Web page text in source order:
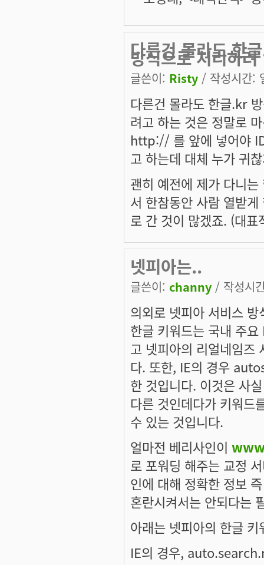
다른건 몰라도 한
방식으로 처리하려
글쓴이: Risty / 작성시간:
다른건 몰라도 한글.kr
려고 하는 것은 정말로
http:// 를 앞에 넣어야
고 하는데 대체 누가 귀
괜히 예전에 제가 다니
서 한참동안 사람 열받
로 간 것이 많겠죠. (대
넷피아는..
글쓴이: channy / 작성시
의외로 넷피아 서비스
한글 키워드는 국내 주
고 넷피아의 리얼네임즈
다. 또한, IE의 경우
한 것입니다. 이것은 사
다른 것인데다가 키워드
수 있는 것입니다.
얼마전 베리사인이
로 포워딩 해주는 교정
인에 대해 정확한 정보
혼란시켜서는 안되다는
아래는 넷피아의 한글
IE의 경우,